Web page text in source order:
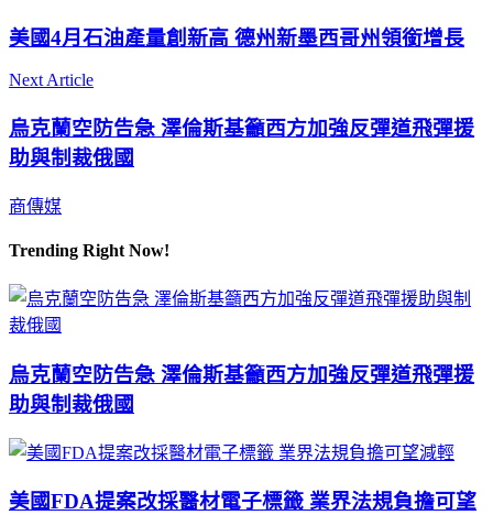
美國4月石油產量創新高 德州新墨西哥州領銜增長
Next Article
烏克蘭空防告急 澤倫斯基籲西方加強反彈道飛彈援
助與制裁俄國
商傳媒
Trending Right Now!
烏克蘭空防告急 澤倫斯基籲西方加強反彈道飛彈援
助與制裁俄國
美國FDA提案改採醫材電子標籤 業界法規負擔可望